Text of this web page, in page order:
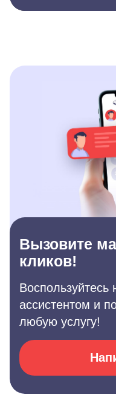
Вызовите
кликов!
ассистентом и
любую услугу!